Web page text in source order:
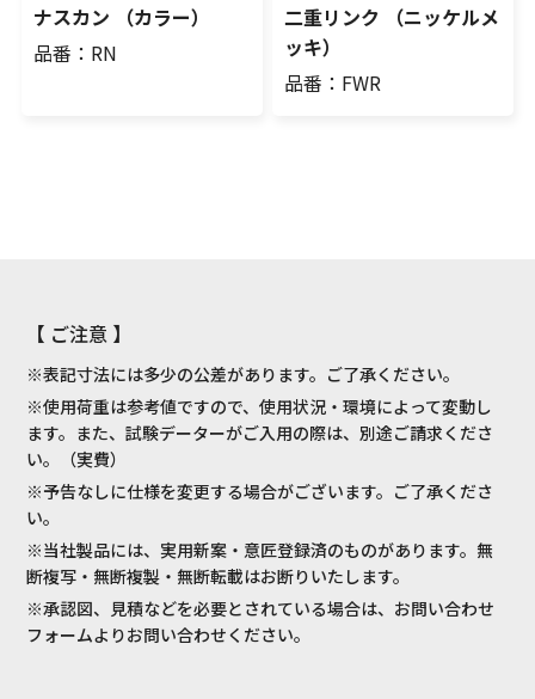
ナスカン （カラー）
品番：RN
二重リンク （ニッケルメ
ッキ）
品番：FWR
【 ご注意 】
※表記寸法には多少の公差があります。ご了承ください。
※使用荷重は参考値ですので、使用状況・環境によって変動し
ます。また、試験データーがご入用の際は、別途ご請求くださ
い。（実費）
※予告なしに仕様を変更する場合がございます。ご了承くださ
い。
※当社製品には、実用新案・意匠登録済のものがあります。無
断複写・無断複製・無断転載はお断りいたします。
※承認図、見積などを必要とされている場合は、お問い合わせ
フォームよりお問い合わせください。